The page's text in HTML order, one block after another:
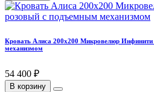
Кровать Алиса 200х200 Микровелюр
механизмом
54 400 ₽
В корзину